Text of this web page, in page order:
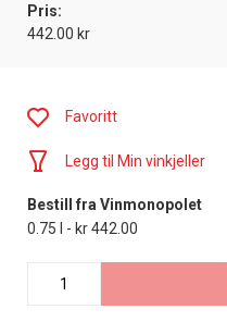
Pris:
442.00 kr
Favoritt
Legg til Min vinkjeller
Bestill fra Vinmonopolet
0.75 l - kr 442.00